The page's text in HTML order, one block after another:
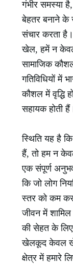
गंभीर समस्या
बेहतर बनाने के
संचार करता
खेल, हमें न केवल
सामाजिक
गतिविधियों
कौशल में वृद्धि
सहायक होती
स्थिति यह है
हैं, तो हम न
एक संपूर्ण
कि जो लोग
स्तर को कम
जीवन में
की सेहत के
खेलकूद केवल
क्षेत्र में हमारे